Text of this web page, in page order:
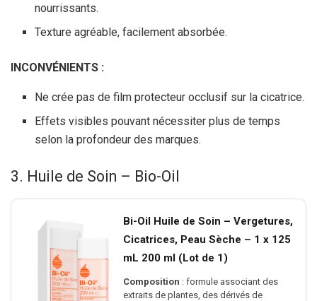
nourrissants.
Texture agréable, facilement absorbée.
INCONVÉNIENTS :
Ne crée pas de film protecteur occlusif sur la cicatrice.
Effets visibles pouvant nécessiter plus de temps
selon la profondeur des marques.
3. Huile de Soin – Bio-Oil
Bi-Oil Huile de Soin – Vergetures,
Cicatrices, Peau Sèche – 1 x 125
mL 200 ml (Lot de 1)
Composition : formule associant des
extraits de plantes, des dérivés de